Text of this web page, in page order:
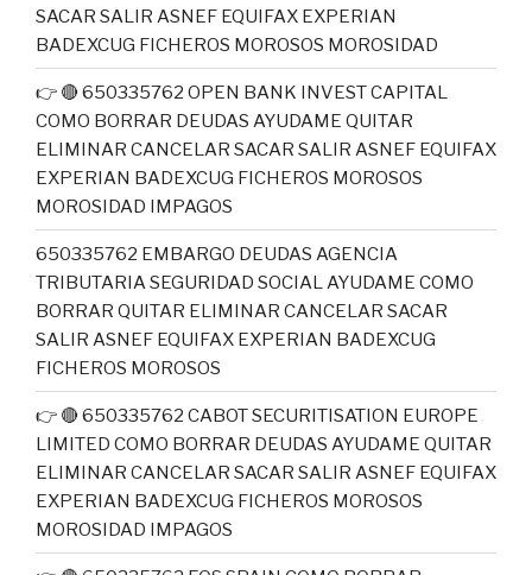
SACAR SALIR ASNEF EQUIFAX EXPERIAN
BADEXCUG FICHEROS MOROSOS MOROSIDAD
👉 🔴 650335762 OPEN BANK INVEST CAPITAL
COMO BORRAR DEUDAS AYUDAME QUITAR
ELIMINAR CANCELAR SACAR SALIR ASNEF EQUIFAX
EXPERIAN BADEXCUG FICHEROS MOROSOS
MOROSIDAD IMPAGOS
650335762 EMBARGO DEUDAS AGENCIA
TRIBUTARIA SEGURIDAD SOCIAL AYUDAME COMO
BORRAR QUITAR ELIMINAR CANCELAR SACAR
SALIR ASNEF EQUIFAX EXPERIAN BADEXCUG
FICHEROS MOROSOS
👉 🔴 650335762 CABOT SECURITISATION EUROPE
LIMITED COMO BORRAR DEUDAS AYUDAME QUITAR
ELIMINAR CANCELAR SACAR SALIR ASNEF EQUIFAX
EXPERIAN BADEXCUG FICHEROS MOROSOS
MOROSIDAD IMPAGOS